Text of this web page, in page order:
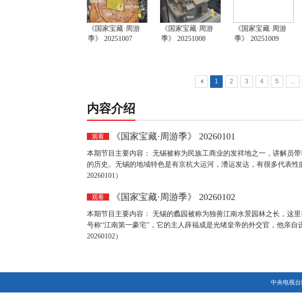
《国家宝藏·周游
季》 20251007
《国家宝藏·周游
季》 20251008
《国家宝藏·周游
季》 20251009
< 1 2 3 4 5 ...
内容介绍
观看 《国家宝藏·周游季》 20260101
本期节目主要内容： 无锡被称为民族工商业的发祥地之一，讲解员
的历史。无锡的地域特色是有京杭大运河，漕运发达，有很多代表性
20260101）
观看 《国家宝藏·周游季》 20260102
本期节目主要内容： 无锡的蠡园被称为独善江南水景园林之长，这
号称“江南第一豪宅”，它的主人薛福成是光绪皇帝的外交官，他亲自
20260102）
中央电视